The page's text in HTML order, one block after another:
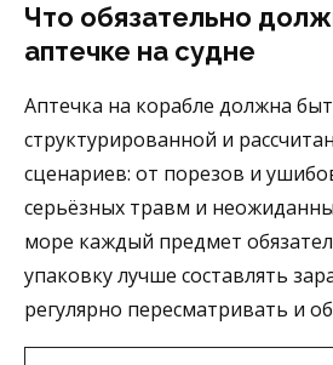
Что обязательно
аптечке на судне
Аптечка на корабле должна
структурированной и
сценариев: от порезов и
серьёзных травм и
море каждый предмет
упаковку лучше составлять
регулярно пересматривать и